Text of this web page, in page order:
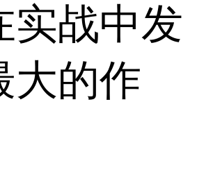
实战中发
大的作